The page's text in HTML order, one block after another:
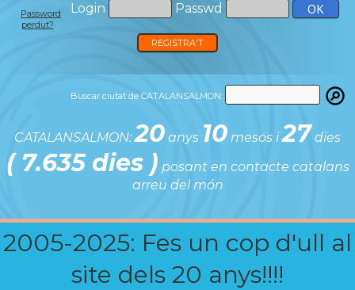
Login Passwd
Password
perdut?
REGISTRA'T
Buscar ciutat de CATALANSALMON:
CATALANSALMON:20 anys 10 mesos i27 dies
( 7.635 dies ) posant en contacte catalans
arreu del món
2005-2025: Fes un cop d'ull al
site dels 20 anys!!!!